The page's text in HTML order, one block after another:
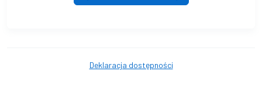
Deklaracja dostępności